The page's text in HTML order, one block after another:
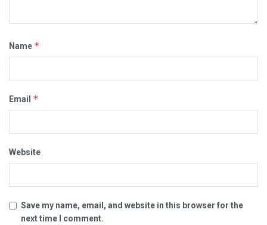
Name *
Email *
Website
Save my name, email, and website in this browser for the
next time I comment.